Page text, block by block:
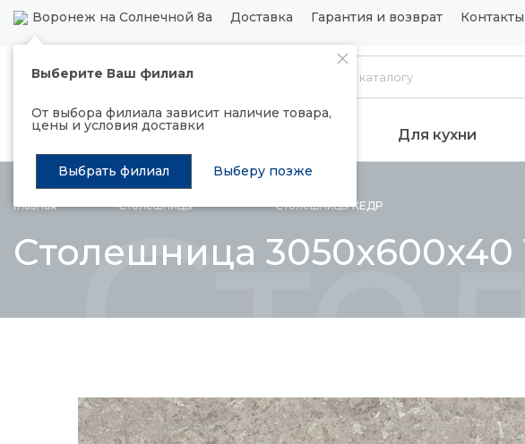
Воронеж на Солнечной 8а Доставка Гарантия и возврат Контакты
Выберите Ваш филиал
От выбора филиала зависит наличие товара,
цены и условия доставки
Выбрать филиал Выберу позже
Каталог
Распродажа Подъемные механизмы Для кухни
Главная Столешницы СтолешницыКЕДР
Столешница 3050x600x40